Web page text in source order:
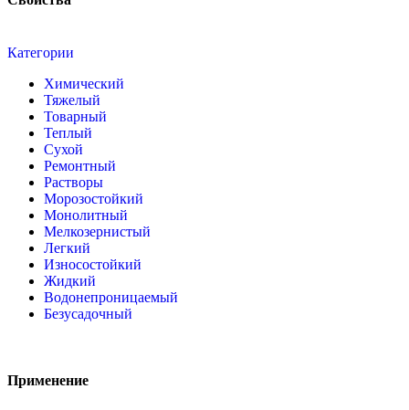
Категории
Химический
Тяжелый
Товарный
Теплый
Сухой
Ремонтный
Растворы
Морозостойкий
Монолитный
Мелкозернистый
Легкий
Износостойкий
Жидкий
Водонепроницаемый
Безусадочный
Применение